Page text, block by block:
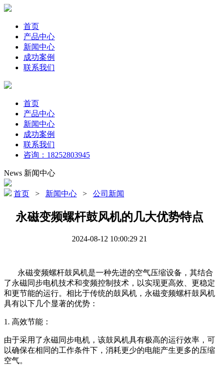
首页
产品中心
新闻中心
成功案例
联系我们
首页
产品中心
新闻中心
成功案例
联系我们
咨询：18252803945
News 新闻中心
首页 > 新闻中心 > 公司新闻
永磁变频螺杆鼓风机的几大优势特点
2024-08-12 10:00:29 21
永磁变频螺杆鼓风机是一种先进的空气压缩设备，其结合
了永磁同步电机技术和变频控制技术，以实现更高效、更稳定
和更节能的运行。相比于传统的鼓风机，永磁变频螺杆鼓风机
具有以下几个显著的优势：
1. 高效节能：
由于采用了永磁同步电机，该鼓风机具有极高的运行效率，可
以确保在相同的工作条件下，消耗更少的电能产生更多的压缩
空气。